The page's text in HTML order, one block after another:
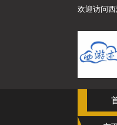
欢迎访问